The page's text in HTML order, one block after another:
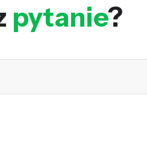
pytanie?